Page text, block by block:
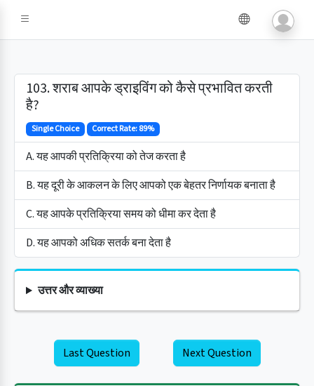
103. शराब आपके ड्राइविंग को कैसे प्रभावित करती
है?
Single Choice Correct Rate: 89%
A. यह आपकी प्रतिक्रिया को तेज करता है
B. यह दूरी के आकलन के लिए आपको एक बेहतर निर्णायक बनाता है
C. यह आपके प्रतिक्रिया समय को धीमा कर देता है
D. यह आपको अधिक सतर्क बना देता है
उत्तर और व्याख्या
Last Question Next Question